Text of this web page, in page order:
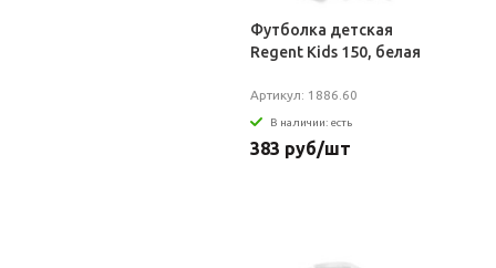
Футболка детская
Regent Kids 150, белая
Артикул: 1886.60
В наличии: есть
383 руб/шт